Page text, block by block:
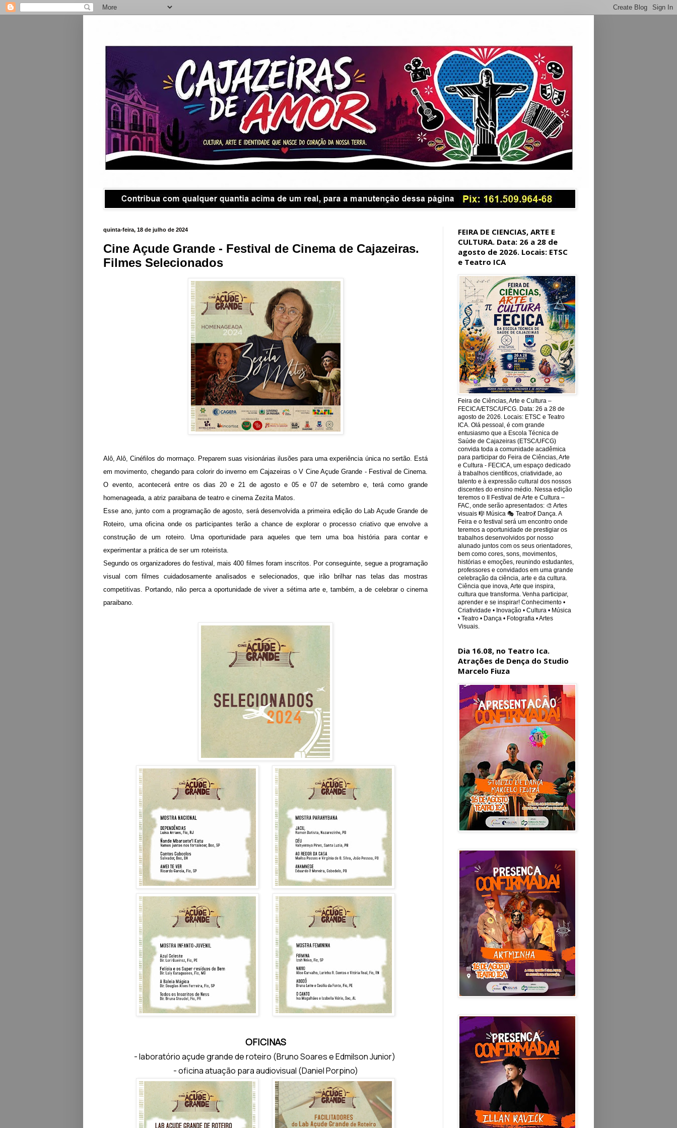
quinta-feira, 18 de julho de 2024
Cine Açude Grande - Festival de Cinema de Cajazeiras.
Filmes Selecionados
Alô, Alô, Cinéfilos do mormaço. Preparem suas visionárias ilusões para uma experiência única no sertão. Está
em movimento, chegando para colorir do inverno em Cajazeiras o V Cine Açude Grande - Festival de Cinema.
O evento, acontecerá entre os dias 20 e 21 de agosto e 05 e 07 de setembro e, terá como grande
homenageada, a atriz paraibana de teatro e cinema Zezita Matos.
Esse ano, junto com a programação de agosto, será desenvolvida a primeira edição do Lab Açude Grande de
Roteiro, uma oficina onde os participantes terão a chance de explorar o processo criativo que envolve a
construção de um roteiro. Uma oportunidade para aqueles que tem uma boa história para contar e
experimentar a prática de ser um roteirista.
Segundo os organizadores do festival, mais 400 filmes foram inscritos. Por conseguinte, segue a programação
visual com filmes cuidadosamente analisados e selecionados, que irão brilhar nas telas das mostras
competitivas. Portando, não perca a oportunidade de viver a sétima arte e, também, a de celebrar o cinema
paraibano.
OFICINAS
- laboratório açude grande de roteiro (Bruno Soares e Edmilson Junior)
- oficina atuação para audiovisual (Daniel Porpino)
FEIRA DE CIENCIAS, ARTE E
CULTURA. Data: 26 a 28 de
agosto de 2026. Locais: ETSC
e Teatro ICA
Feira de Ciências, Arte e Cultura –
FECICA/ETSC/UFCG. Data: 26 a 28 de
agosto de 2026. Locais: ETSC e Teatro
ICA. Olá pessoal, é com grande
entusiasmo que a Escola Técnica de
Saúde de Cajazeiras (ETSC/UFCG)
convida toda a comunidade acadêmica
para participar do Feira de Ciências, Arte
e Cultura - FECICA, um espaço dedicado
à trabalhos científicos, criatividade, ao
talento e à expressão cultural dos nossos
discentes do ensino médio. Nessa edição
teremos o II Festival de Arte e Cultura –
FAC, onde serão apresentados: 🎨 Artes
visuais 🎼 Música 🎭 Teatro💃 Dança. A
Feira e o festival será um encontro onde
teremos a oportunidade de prestigiar os
trabalhos desenvolvidos por nosso
alunado juntos com os seus orientadores,
bem como cores, sons, movimentos,
histórias e emoções, reunindo estudantes,
professores e convidados em uma grande
celebração da ciência, arte e da cultura.
Ciência que inova, Arte que inspira,
cultura que transforma. Venha participar,
aprender e se inspirar! Conhecimento •
Criatividade • Inovação • Cultura • Música
• Teatro • Dança • Fotografia • Artes
Visuais.
Dia 16.08, no Teatro Ica.
Atrações de Dença do Studio
Marcelo Fiuza